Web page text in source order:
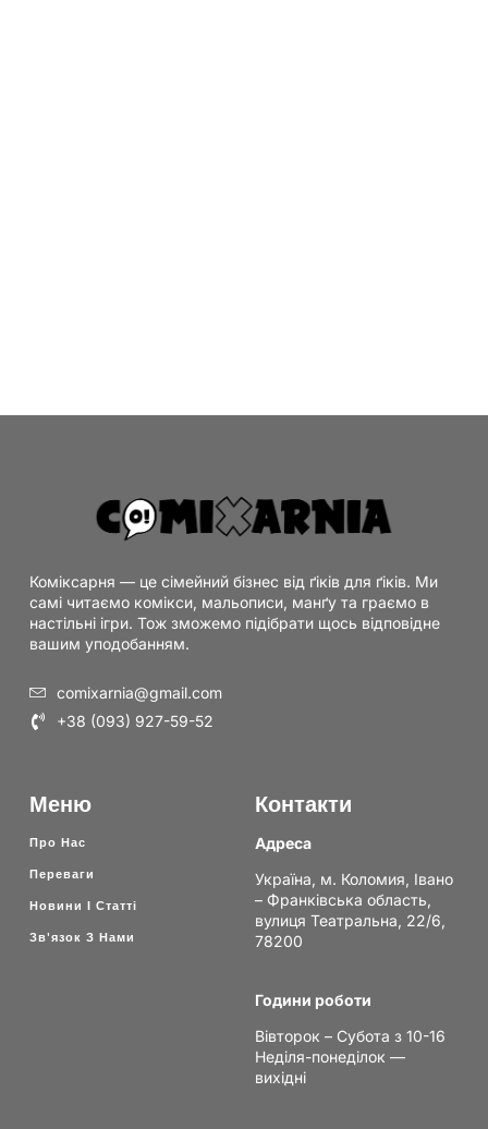
Коміксарня — це сімейний бізнес від ґіків для ґіків. Ми
самі читаємо комікси, мальописи, манґу та граємо в
настільні ігри. Тож зможемо підібрати щось відповідне
вашим уподобанням.
comixarnia@gmail.com
+38 (093) 927-59-52
Меню
Про Нас
Переваги
Новини І Статті
Зв'язок З Нами
Контакти
Адреса
Україна, м. Коломия, Івано
– Франківська область,
вулиця Театральна, 22/6,
78200
Години роботи
Вівторок – Субота з 10-16
Неділя-понеділок —
вихідні